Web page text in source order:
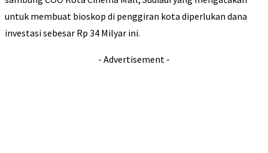
untuk membuat bioskop di penggiran kota diperlukan dana
investasi sebesar Rp 34 Milyar ini.
- Advertisement -